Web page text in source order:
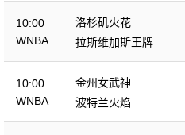
10:00
WNBA
洛杉矶火花
拉斯维加斯王牌
10:00
WNBA
金州女武神
波特兰火焰